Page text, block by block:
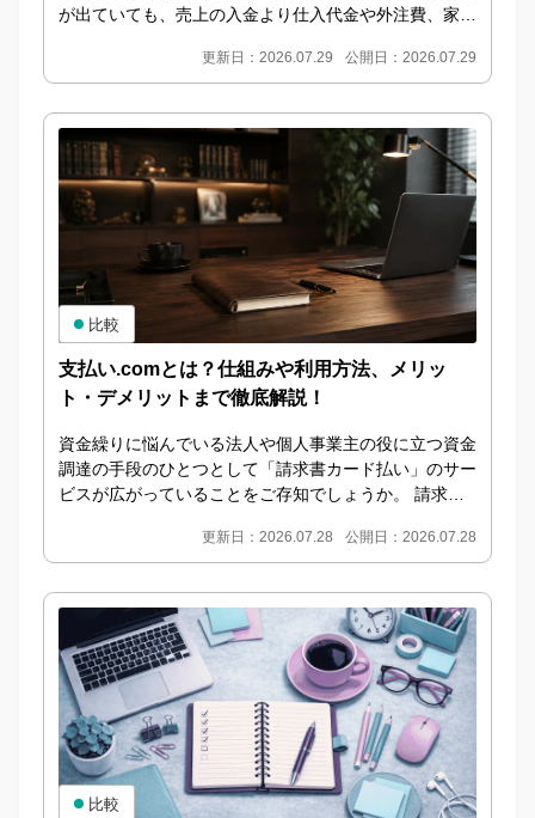
が出ていても、売上の入金より仕入代金や外注費、家
更新日：2026.07.29 公開日：2026.07.29
支払い.comとは？仕組みや利用方法、メリッ
ト・デメリットまで徹底解説！
資金繰りに悩んでいる法人や個人事業主の役に立つ資金
調達の手段のひとつとして「請求書カード払い」のサー
ビスが広がっていることをご存知でしょうか。 請求書
更新日：2026.07.28 公開日：2026.07.28
比較
比較